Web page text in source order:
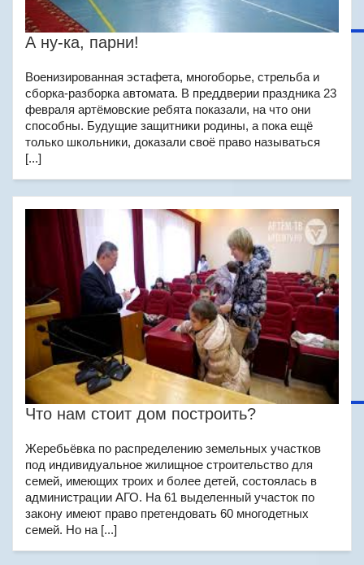
А ну-ка, парни!
Военизированная эстафета, многоборье, стрельба и
сборка-разборка автомата. В преддверии праздника 23
февраля артёмовские ребята показали, на что они
способны. Будущие защитники родины, а пока ещё
только школьники, доказали своё право называться
[...]
Что нам стоит дом построить?
Жеребьёвка по распределению земельных участков
под индивидуальное жилищное строительство для
семей, имеющих троих и более детей, состоялась в
администрации АГО. На 61 выделенный участок по
закону имеют право претендовать 60 многодетных
семей. Но на [...]